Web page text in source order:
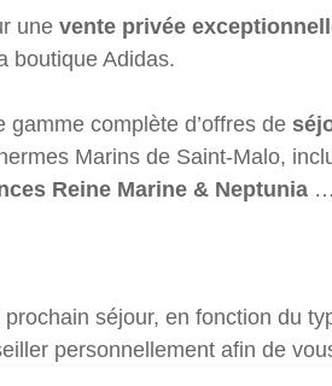
une vente privée
boutique Adidas.
complète d’offres de
Marins de Saint-Malo,
Reine Marine & Neptunia …
séjour, en fonction du
personnellement afin de